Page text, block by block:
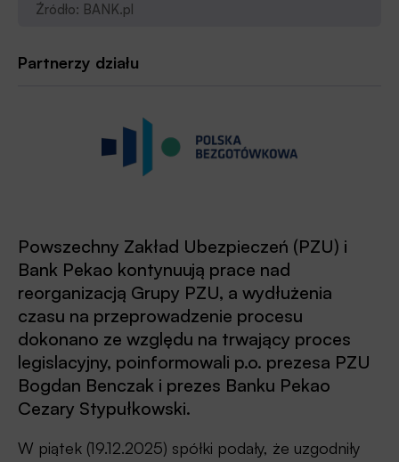
Źródło: BANK.pl
Partnerzy działu
Powszechny Zakład Ubezpieczeń (PZU) i
Bank Pekao kontynuują prace nad
reorganizacją Grupy PZU, a wydłużenia
czasu na przeprowadzenie procesu
dokonano ze względu na trwający proces
legislacyjny, poinformowali p.o. prezesa PZU
Bogdan Benczak i prezes Banku Pekao
Cezary Stypułkowski.
W piątek (19.12.2025) spółki podały, że uzgodniły